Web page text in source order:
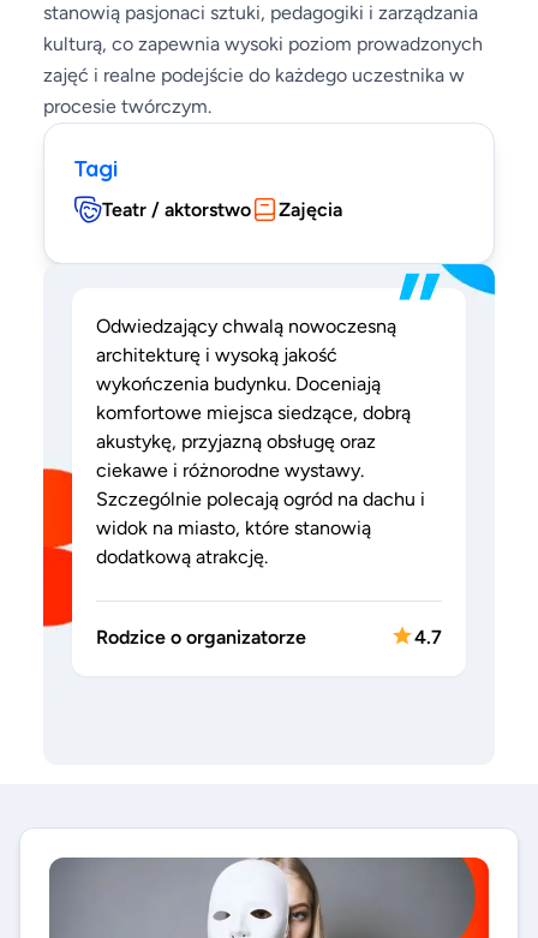
stanowią pasjonaci sztuki, pedagogiki i zarządzania
kulturą, co zapewnia wysoki poziom prowadzonych
zajęć i realne podejście do każdego uczestnika w
procesie twórczym.
Tagi
Teatr / aktorstwo Zajęcia
”
Odwiedzający chwalą nowoczesną
architekturę i wysoką jakość
wykończenia budynku. Doceniają
komfortowe miejsca siedzące, dobrą
akustykę, przyjazną obsługę oraz
ciekawe i różnorodne wystawy.
Szczególnie polecają ogród na dachu i
widok na miasto, które stanowią
dodatkową atrakcję.
Rodzice o organizatorze 4.7